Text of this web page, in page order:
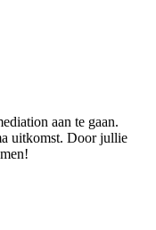
aan te gaan.
uitkomst. Door jullie